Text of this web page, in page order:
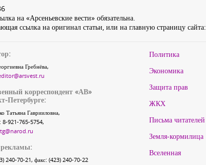
на «Арсеньевские вести» обязательна.
ссылка на оригинал статьи, или на главную страницу сайта:
Гребнёва,
корреспондент «АВ»
Петербурге:
Татьяна Гаврииловна,
8-921-765-5754,
240-70-21, факс: (423) 240-70-22
Политика
Экономика
Защита прав
ЖКХ
Письма читателей
Земля-кормилица
Вселенная